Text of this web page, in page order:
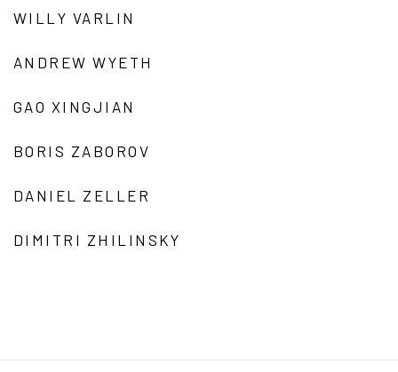
WILLY VARLIN
ANDREW WYETH
GAO XINGJIAN
BORIS ZABOROV
DANIEL ZELLER
DIMITRI ZHILINSKY